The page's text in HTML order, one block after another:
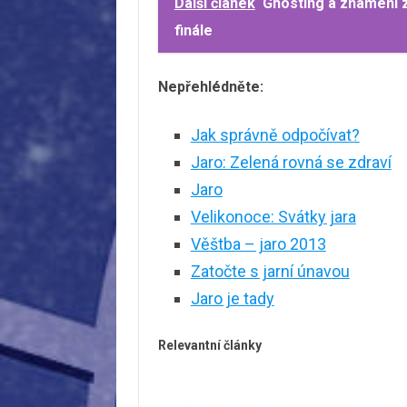
finále
Nepřehlédněte:
Jak správně odpočívat?
Jaro: Zelená rovná se zdraví
Jaro
Velikonoce: Svátky jara
Věštba – jaro 2013
Zatočte s jarní únavou
Jaro je tady
Relevantní články